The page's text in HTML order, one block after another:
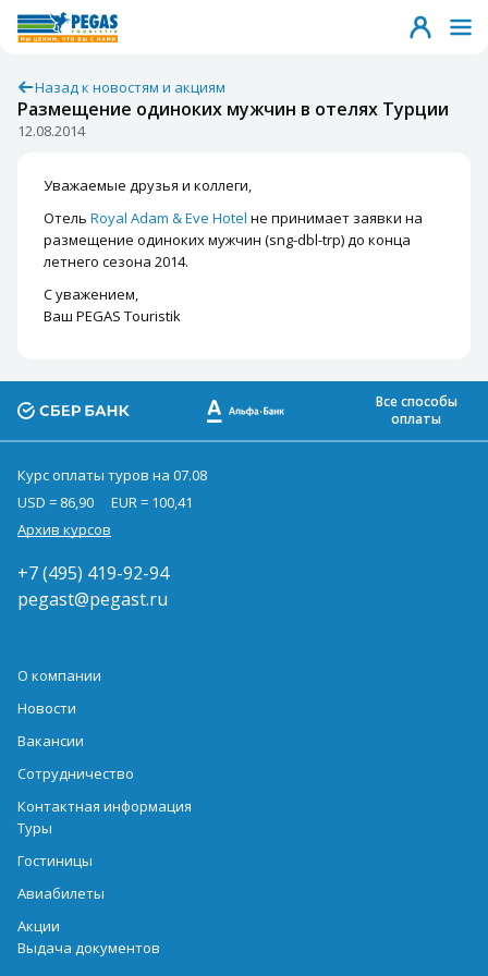
Назад к новостям и акциям
Размещение одиноких мужчин в отелях Турции
12.08.2014
Уважаемые друзья и коллеги,
Отель Royal Adam & Eve Hotel не принимает заявки на
размещение одиноких мужчин (sng-dbl-trp) до конца
летнего сезона 2014.
С уважением,
Ваш PEGAS Touristik
Все способы
оплаты
Курс оплаты туров на 07.08
USD = 86,90
EUR = 100,41
Архив курсов
+7 (495) 419-92-94
pegast@pegast.ru
О компании
Новости
Вакансии
Сотрудничество
Контактная информация
Туры
Гостиницы
Авиабилеты
Акции
Выдача документов